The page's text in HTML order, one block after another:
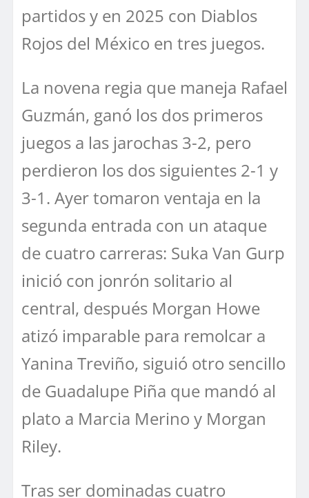
partidos y en 2025 con Diablos
Rojos del México en tres juegos.
La novena regia que maneja Rafael
Guzmán, ganó los dos primeros
juegos a las jarochas 3-2, pero
perdieron los dos siguientes 2-1 y
3-1. Ayer tomaron ventaja en la
segunda entrada con un ataque
de cuatro carreras: Suka Van Gurp
inició con jonrón solitario al
central, después Morgan Howe
atizó imparable para remolcar a
Yanina Treviño, siguió otro sencillo
de Guadalupe Piña que mandó al
plato a Marcia Merino y Morgan
Riley.
Tras ser dominadas cuatro